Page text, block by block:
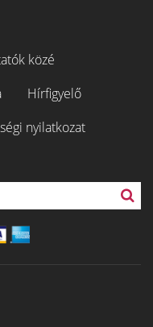
közé
Hírfigyelő
nyilatkozat